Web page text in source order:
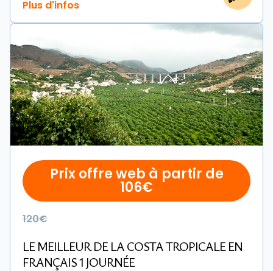
Prix offre web à partir de
106€
120€
LE MEILLEUR DE LA COSTA TROPICALE EN
FRANÇAIS 1 JOURNÉE